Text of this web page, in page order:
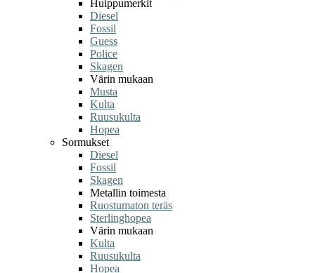
Huippumerkit
Diesel
Fossil
Guess
Police
Skagen
Värin mukaan
Musta
Kulta
Ruusukulta
Hopea
Sormukset
Diesel
Fossil
Skagen
Metallin toimesta
Ruostumaton teräs
Sterlinghopea
Värin mukaan
Kulta
Ruusukulta
Hopea